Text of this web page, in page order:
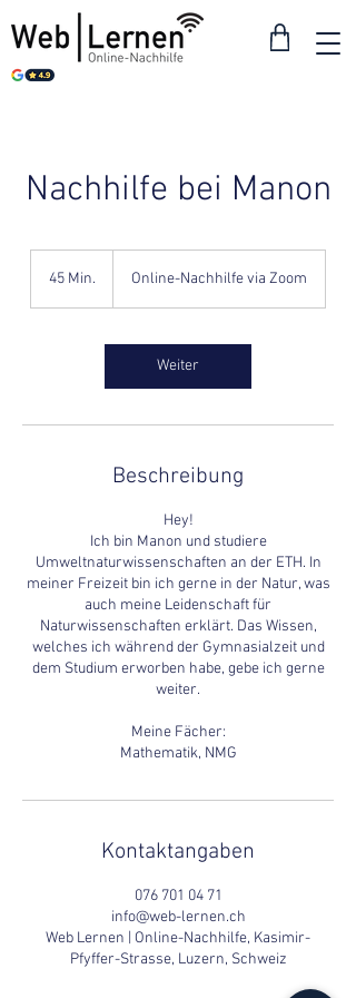
Nachhilfe bei Manon
45 Min. Online-Nachhilfe via Zoom
Weiter
Beschreibung
Hey!
Ich bin Manon und studiere
Umweltnaturwissenschaften an der ETH. In
meiner Freizeit bin ich gerne in der Natur, was
auch meine Leidenschaft für
Naturwissenschaften erklärt. Das Wissen,
welches ich während der Gymnasialzeit und
dem Studium erworben habe, gebe ich gerne
weiter.
Meine Fächer:
Mathematik, NMG
Kontaktangaben
076 701 04 71
info@web-lernen.ch
Web Lernen | Online-Nachhilfe, Kasimir-
Pfyffer-Strasse, Luzern, Schweiz